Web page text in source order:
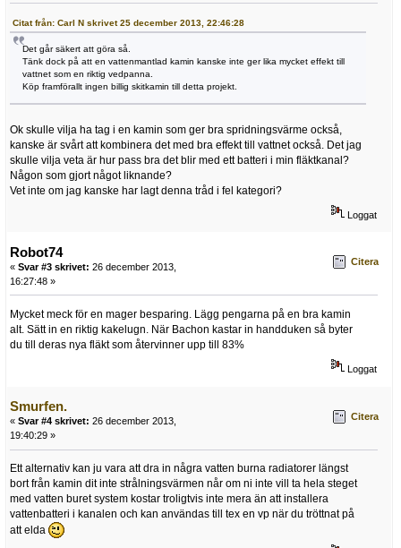
Citat från: Carl N skrivet 25 december 2013, 22:46:28
Det går säkert att göra så.
Tänk dock på att en vattenmantlad kamin kanske inte ger lika mycket effekt till
vattnet som en riktig vedpanna.
Köp framförallt ingen billig skitkamin till detta projekt.
Ok skulle vilja ha tag i en kamin som ger bra spridningsvärme också,
kanske är svårt att kombinera det med bra effekt till vattnet också. Det jag
skulle vilja veta är hur pass bra det blir med ett batteri i min fläktkanal?
Någon som gjort något liknande?
Vet inte om jag kanske har lagt denna tråd i fel kategori?
Loggat
Robot74
« Svar #3 skrivet: 26 december 2013,
16:27:48 »
Citera
Mycket meck för en mager besparing. Lägg pengarna på en bra kamin
alt. Sätt in en riktig kakelugn. När Bachon kastar in handduken så byter
du till deras nya fläkt som återvinner upp till 83%
Loggat
Smurfen.
« Svar #4 skrivet: 26 december 2013,
19:40:29 »
Citera
Ett alternativ kan ju vara att dra in några vatten burna radiatorer längst
bort från kamin dit inte strålningsvärmen når om ni inte vill ta hela steget
med vatten buret system kostar troligtvis inte mera än att installera
vattenbatteri i kanalen och kan användas till tex en vp när du tröttnat på
att elda